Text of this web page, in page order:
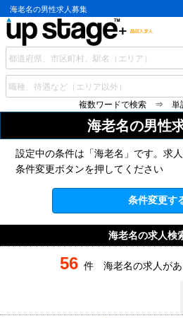
海老名の男性求人募集
複数ワードで検索 ⇒ 単
海老名の男性
設定中の条件は「海老名」です。求
条件変更ボタンを押してください
条件変更す
海老名の求人検
56 件 海老名の求人があ